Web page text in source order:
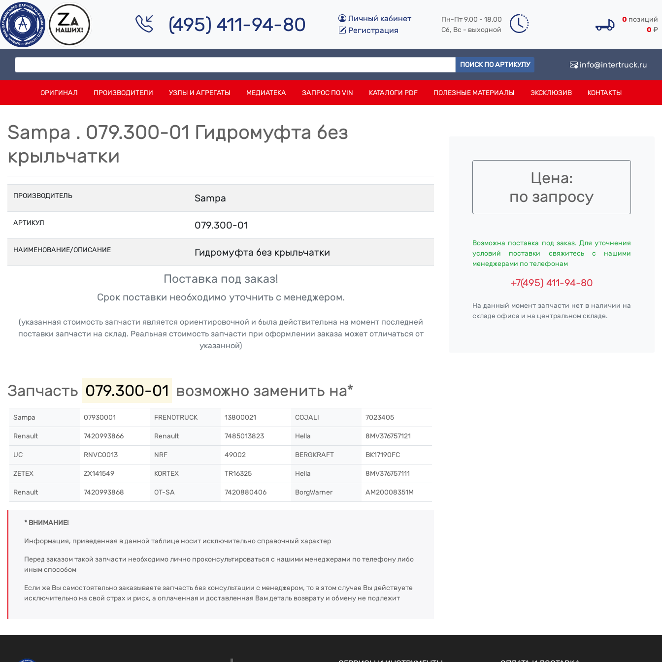
(495) 411-94-80
Личный кабинет
Регистрация
Пн-Пт 9.00 - 18.00
Сб, Вс - выходной
0 позиций
0 ₽
ПОИСК ПО АРТИКУЛУ info@intertruck.ru
ОРИГИНАЛ ПРОИЗВОДИТЕЛИ УЗЛЫ И АГРЕГАТЫ МЕДИАТЕКА ЗАПРОС ПО VIN КАТАЛОГИ PDF ПОЛЕЗНЫЕ МАТЕРИАЛЫ ЭКСКЛЮЗИВ КОНТАКТЫ
Sampa . 079.300-01 Гидромуфта без
крыльчатки
ПРОИЗВОДИТЕЛЬ Sampa
АРТИКУЛ 079.300-01
НАИМЕНОВАНИЕ/ОПИСАНИЕ Гидромуфта без крыльчатки
Поставка под заказ!
Срок поставки необходимо уточнить с менеджером.
(указанная стоимость запчасти является ориентировочной и была действительна на момент последней
поставки запчасти на склад. Реальная стоимость запчасти при оформлении заказа может отличаться от
указанной)
Запчасть 079.300-01 возможно заменить на*
Sampa 07930001 FRENOTRUCK 13800021 COJALI 7023405
Renault 7420993866 Renault 7485013823 Hella 8MV376757121
UC RNVC0013 NRF 49002 BERGKRAFT BK17190FC
ZETEX ZX141549 KORTEX TR16325 Hella 8MV376757111
Renault 7420993868 OT-SA 7420880406 BorgWarner AM20008351M
* ВНИМАНИЕ!
Информация, приведенная в данной таблице носит исключительно справочный характер
Перед заказом такой запчасти необходимо лично проконсультироваться с нашими менеджерами по телефону либо
иным способом
Если же Вы самостоятельно заказываете запчасть без консультации с менеджером, то в этом случае Вы действуете
исключительно на свой страх и риск, а оплаченная и доставленная Вам деталь возврату и обмену не подлежит
Цена:
по запросу
Возможна поставка под заказ. Для уточнения
условий поставки свяжитесь с нашими
менеджерами по телефонам
+7(495) 411-94-80
На данный момент запчасти нет в наличии на
складе офиса и на центральном складе.